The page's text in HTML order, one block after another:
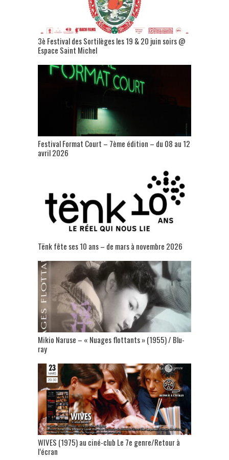
3è Festival des Sortilèges les 19 & 20 juin soirs @
Espace Saint Michel
Festival Format Court – 7ème édition – du 08 au 12
avril 2026
Tënk fête ses 10 ans – de mars à novembre 2026
Mikio Naruse – « Nuages flottants » (1955) / Blu-
ray
WIVES (1975) au ciné-club Le 7e genre/Retour à
l’écran